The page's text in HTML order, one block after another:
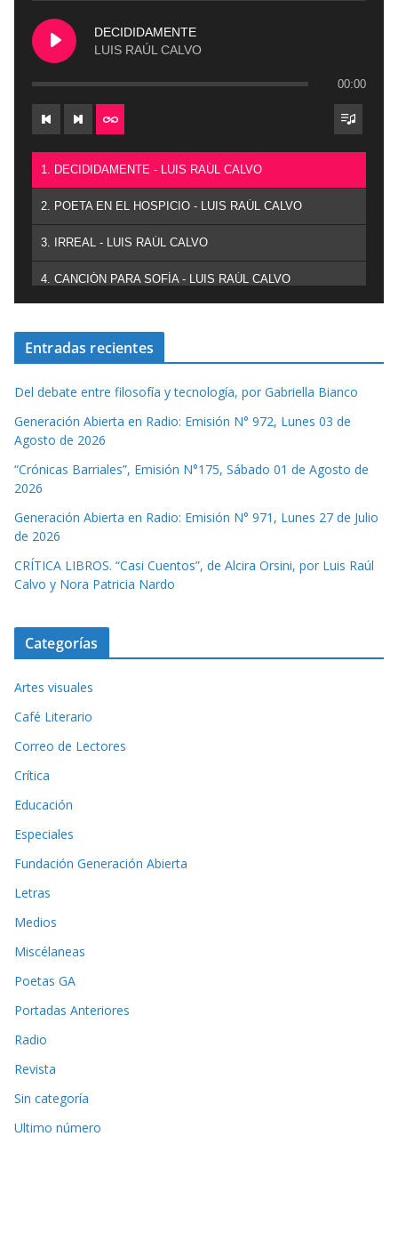
DECIDIDAMENTE
LUIS RAÚL CALVO
00:00
1. DECIDIDAMENTE - LUIS RAÚL CALVO
2. POETA EN EL HOSPICIO - LUIS RAÚL CALVO
3. IRREAL - LUIS RAÚL CALVO
4. CANCIÓN PARA SOFÍA - LUIS RAÚL CALVO
Entradas recientes
Del debate entre filosofía y tecnología, por Gabriella Bianco
Generación Abierta en Radio: Emisión N° 972, Lunes 03 de
Agosto de 2026
“Crónicas Barriales”, Emisión N°175, Sábado 01 de Agosto de
2026
Generación Abierta en Radio: Emisión N° 971, Lunes 27 de Julio
de 2026
CRÍTICA LIBROS. “Casi Cuentos”, de Alcira Orsini, por Luis Raúl
Calvo y Nora Patricia Nardo
Categorías
Artes visuales
Café Literario
Correo de Lectores
Crítica
Educación
Especiales
Fundación Generación Abierta
Letras
Medios
Miscélaneas
Poetas GA
Portadas Anteriores
Radio
Revista
Sin categoría
Ultimo número